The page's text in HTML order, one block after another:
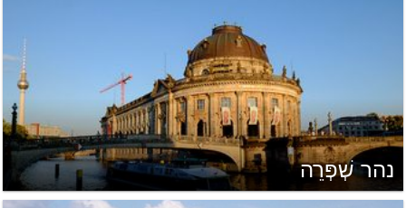
נהר שְׁפְּרֵה